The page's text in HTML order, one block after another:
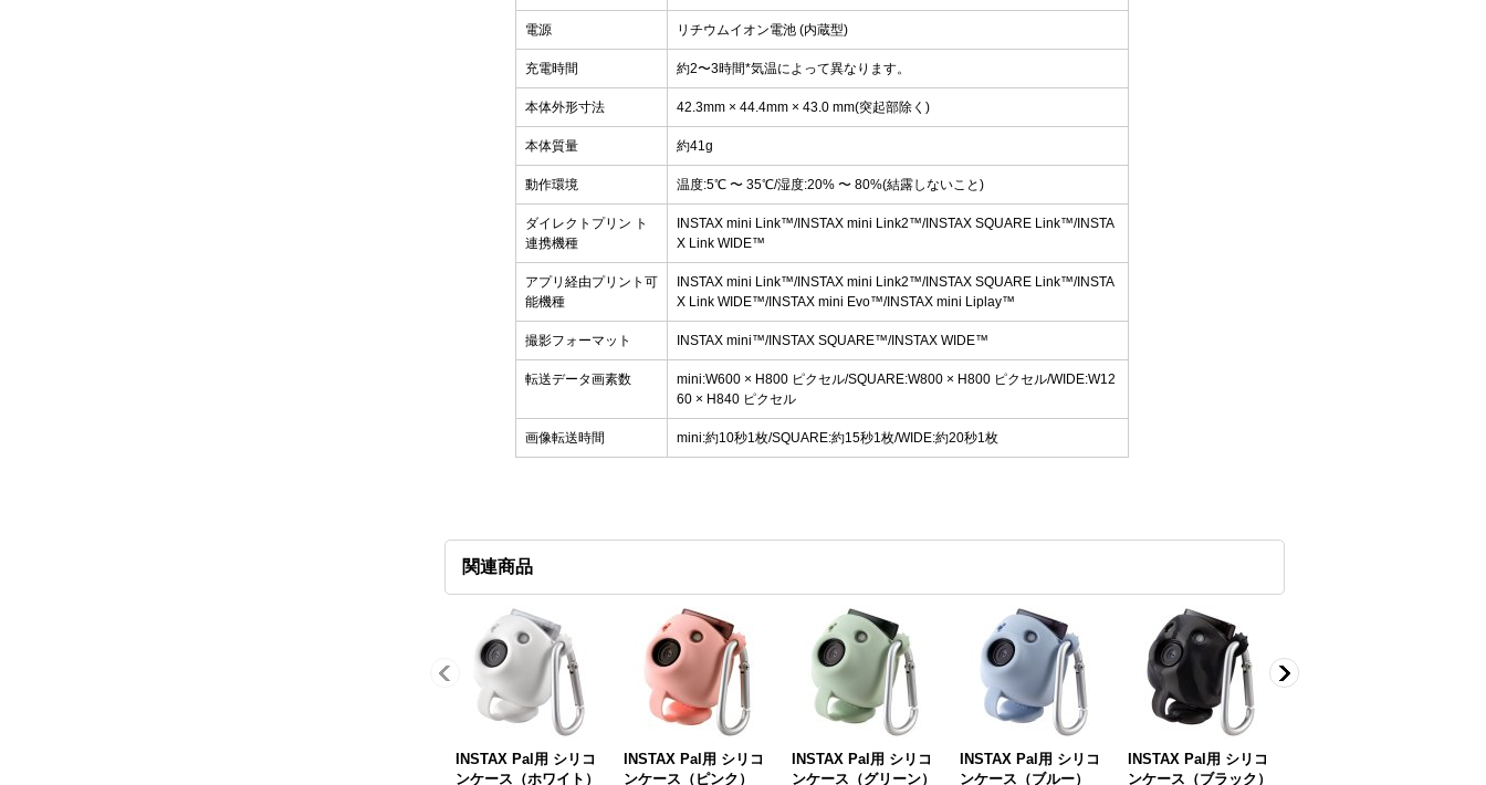
電源 リチウムイオン電池 (内蔵型)
充電時間 約2〜3時間*気温によって異なります。
本体外形寸法 42.3mm × 44.4mm × 43.0 mm(突起部除く)
本体質量 約41g
動作環境 温度:5℃ 〜 35℃/湿度:20% 〜 80%(結露しないこと)
ダイレクトプリン ト
連携機種
INSTAX mini Link™/INSTAX mini Link2™/INSTAX SQUARE Link™/INSTA
X Link WIDE™
アプリ経由プリント可
能機種
INSTAX mini Link™/INSTAX mini Link2™/INSTAX SQUARE Link™/INSTA
X Link WIDE™/INSTAX mini Evo™/INSTAX mini Liplay™
撮影フォーマット INSTAX mini™/INSTAX SQUARE™/INSTAX WIDE™
転送データ画素数
mini:W600 × H800 ピクセル/SQUARE:W800 × H800 ピクセル/WIDE:W12
60 × H840 ピクセル
画像転送時間 mini:約10秒1枚/SQUARE:約15秒1枚/WIDE:約20秒1枚
関連商品
INSTAX Pal用 シリコ
ンケース（ホワイト）
INSTAX Pal用 シリコ
ンケース（ピンク）
INSTAX Pal用 シリコ
ンケース（グリーン）
INSTAX Pal用 シリコ
ンケース（ブルー）
INSTAX Pal用 シリコ
ンケース（ブラック）